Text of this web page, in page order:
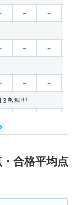
－ －
－ －
－ －
教科型
教科型
合格平均点